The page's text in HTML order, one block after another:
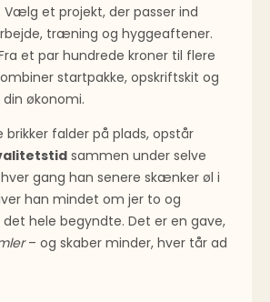
Vælg et projekt, der passer ind
træning og hyggeaftener.
et par hundrede kroner til flere
startpakke, opskriftskit og
økonomi.
brikker falder på plads, opstår
sammen under selve
gang han senere skænker øl i
han mindet om jer to og
hele begyndte. Det er en gave,
– og skaber minder, hver tår ad